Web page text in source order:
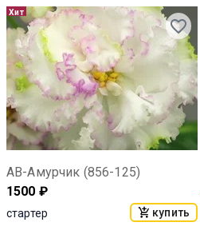
Хит
АВ-Амурчик (856-125)
1500 ₽
стартер купить